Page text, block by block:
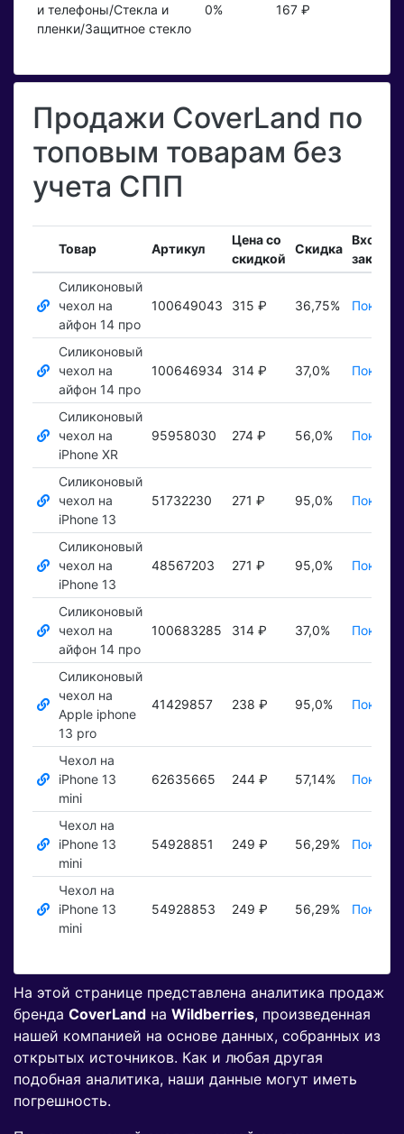
и телефоны/Стекла и
пленки/Защитное стекло
0% 167 ₽
Продажи CoverLand по
топовым товарам без
учета СПП
Товар Артикул
Цена со
скидкой
Скидка
заказы
Силиконовый
чехол на
айфон 14 про
100649043 315 ₽ 36,75%
Силиконовый
чехол на
айфон 14 про
100646934 314 ₽ 37,0%
Силиконовый
чехол на
iPhone XR
95958030 274 ₽ 56,0%
Силиконовый
чехол на
iPhone 13
51732230 271 ₽ 95,0%
Силиконовый
чехол на
iPhone 13
48567203 271 ₽ 95,0%
Силиконовый
чехол на
айфон 14 про
100683285 314 ₽ 37,0%
Силиконовый
чехол на
Apple iphone
13 pro
41429857 238 ₽ 95,0%
Чехол на
iPhone 13
mini
62635665 244 ₽ 57,14%
Чехол на
iPhone 13
mini
54928851 249 ₽ 56,29%
Чехол на
iPhone 13
mini
54928853 249 ₽ 56,29%
На этой странице представлена аналитика продаж
бренда CoverLand на Wildberries, произведенная
нашей компанией на основе данных, собранных из
открытых источников. Как и любая другая
подобная аналитика, наши данные могут иметь
погрешность.